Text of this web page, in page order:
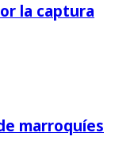
la captura
marroquíes